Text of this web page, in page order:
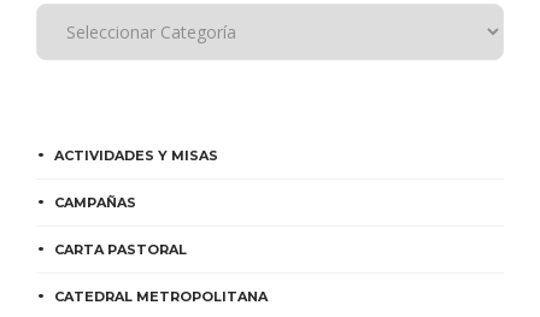
ACTIVIDADES Y MISAS
CAMPAÑAS
CARTA PASTORAL
CATEDRAL METROPOLITANA